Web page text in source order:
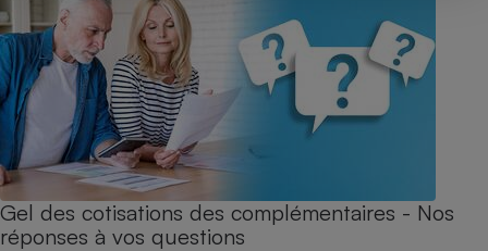
Gel des cotisations des complémentaires - Nos
réponses à vos questions